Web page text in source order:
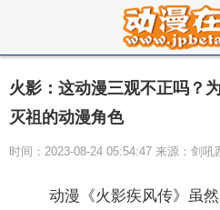
火影：这动漫三观不正吗？
灭祖的动漫角色
时间：2023-08-24 05:54:47 来源：剑吼
动漫《火影疾风传》虽